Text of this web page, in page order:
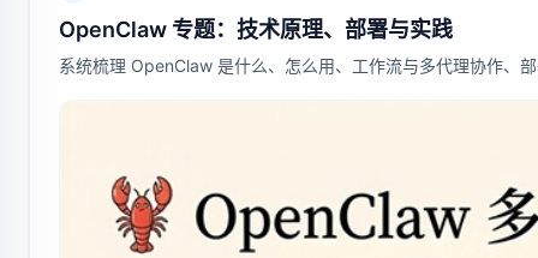
OpenClaw 专题：技术原理、部署与实践
系统梳理 OpenClaw 是什么、怎么用、工作流与多代理协作、